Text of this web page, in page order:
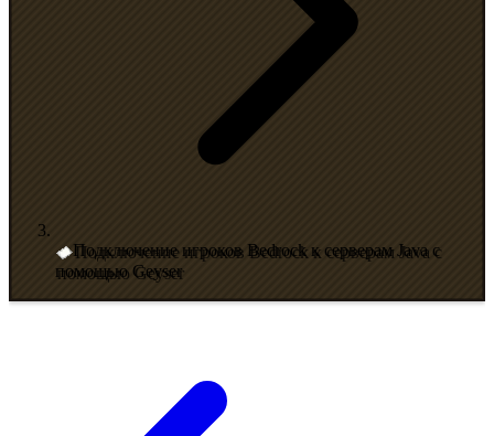
Подключение игроков Bedrock к серверам Java с
помощью Geyser